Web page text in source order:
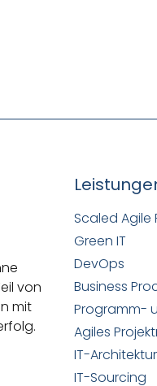
von
mit
Scaled Agile
Green IT
DevOps
Business
Programm-
Agiles
IT-Architektur
IT-Sourcing